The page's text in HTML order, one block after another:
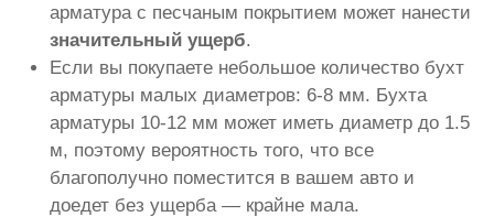
арматура с песчаным покрытием может нанести
значительный ущерб.
Если вы покупаете небольшое количество бухт
арматуры малых диаметров: 6-8 мм. Бухта
арматуры 10-12 мм может иметь диаметр до 1.5
м, поэтому вероятность того, что все
благополучно поместится в вашем авто и
доедет без ущерба — крайне мала.